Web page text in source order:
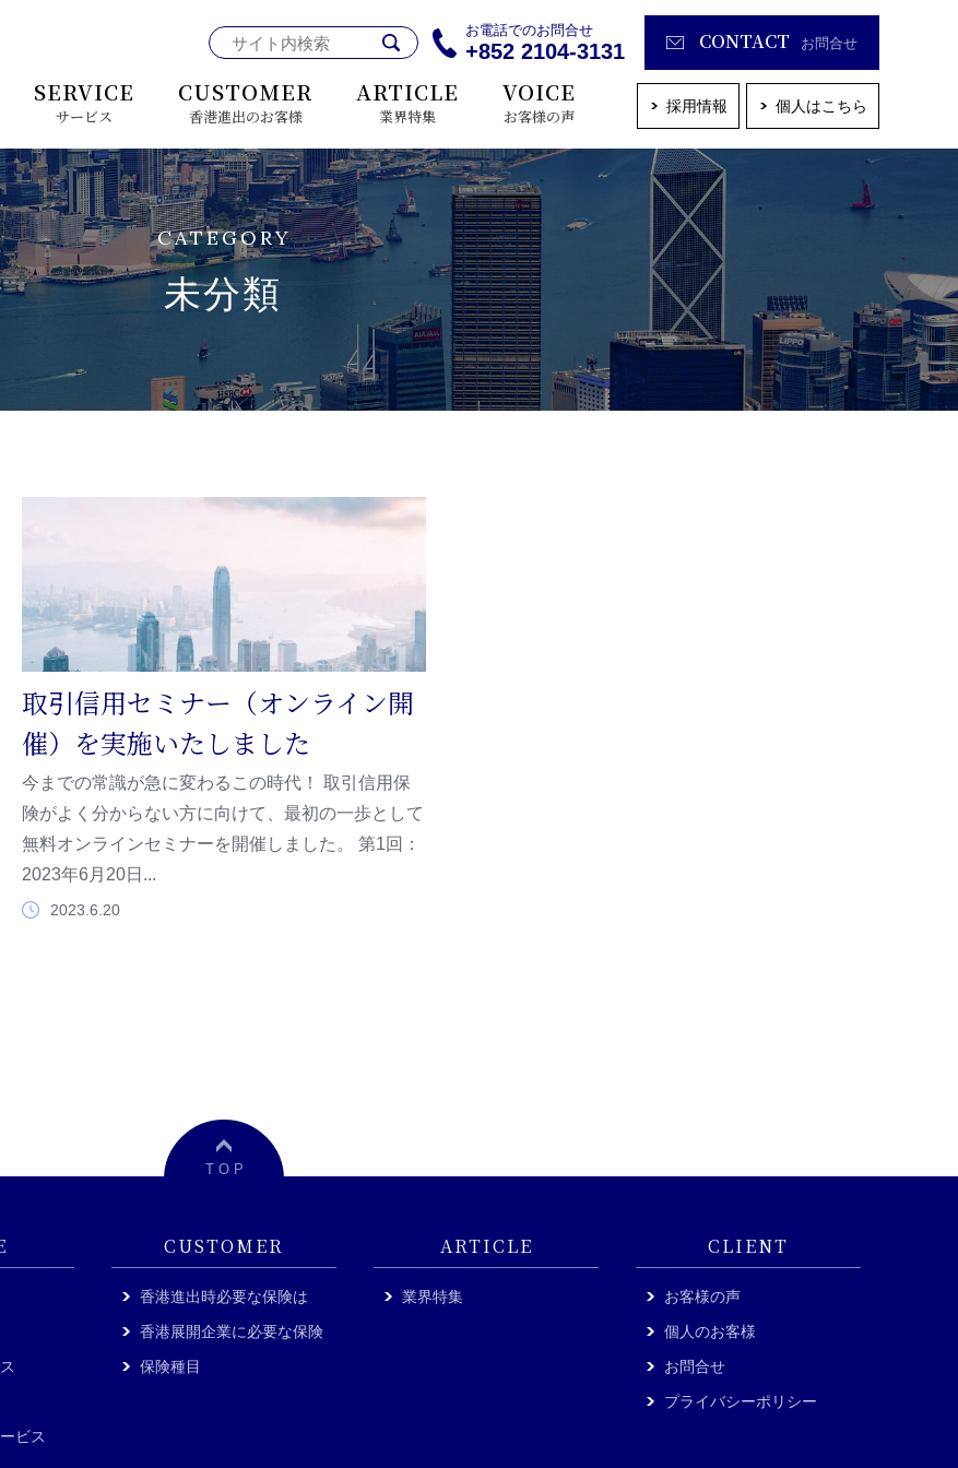
お電話でのお問合せ
+852 2104-3131 CONTACT お問合せ
経営理念 沿革
SERVICE
サービス
ブローカーとは 保険見直しサービス
キャッシュレスサービス
CUSTOMER
香港進出のお客様
へ
香港展開企業に必要な保険 保険種目
ARTICLE
業界特集
VOICE
お客様の声
採用情報 個人はこちら
CATEGORY
未分類
取引信用セミナー（オンライン開
催）を実施いたしました
今までの常識が急に変わるこの時代！ 取引信用保
険がよく分からない方に向けて、最初の一歩として
無料オンラインセミナーを開催しました。 第1回：
2023年6月20日...
2023.6.20
T O P
ビス
CUSTOMER
香港進出時必要な保険は
香港展開企業に必要な保険
保険種目
ARTICLE
業界特集
CLIENT
お客様の声
個人のお客様
お問合せ
プライバシーポリシー